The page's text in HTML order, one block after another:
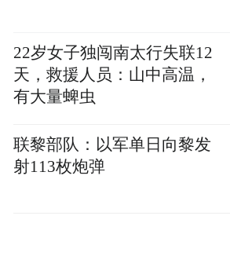
22岁女子独闯南太行失联12
天，救援人员：山中高温，
有大量蜱虫
联黎部队：以军单日向黎发
射113枚炮弹